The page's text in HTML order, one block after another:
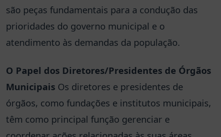
são peças fundamentais para a condução das
prioridades do governo municipal e o
atendimento às demandas da população.
O Papel dos Diretores/Presidentes de Órgãos
Municipais Os diretores e presidentes de
órgãos, como fundações e institutos municipais,
têm como principal função gerenciar e